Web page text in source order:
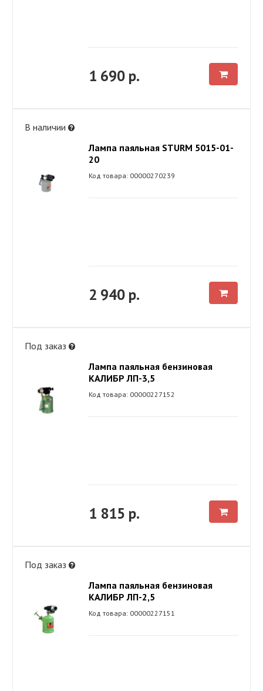
1 690 р.
В наличии
Лампа паяльная STURM 5015-01-
20
Код товара: 00000270239
2 940 р.
Под заказ
Лампа паяльная бензиновая
КАЛИБР ЛП-3,5
Код товара: 00000227152
1 815 р.
Под заказ
Лампа паяльная бензиновая
КАЛИБР ЛП-2,5
Код товара: 00000227151